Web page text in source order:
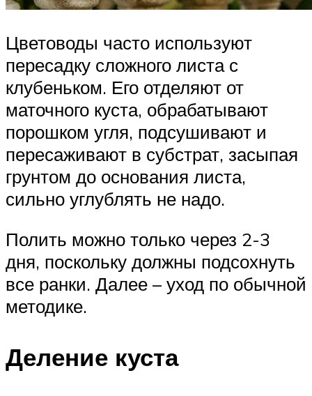
Цветоводы часто используют
пересадку сложного листа с
клубеньком. Его отделяют от
маточного куста, обрабатывают
порошком угля, подсушивают и
пересаживают в субстрат, засыпая
грунтом до основания листа,
сильно углублять не надо.
Полить можно только через 2-3
дня, поскольку должны подсохнуть
все ранки. Далее – уход по обычной
методике.
Деление куста